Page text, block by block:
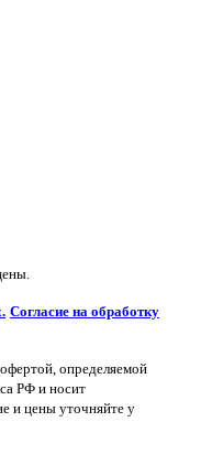
Согласие на обработку
определяемой
РФ и носит
и цены уточняйте у